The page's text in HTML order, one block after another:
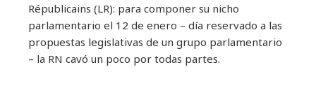
Républicains (LR): para componer su nicho
parlamentario el 12 de enero – día reservado a las
propuestas legislativas de un grupo parlamentario
– la RN cavó un poco por todas partes.